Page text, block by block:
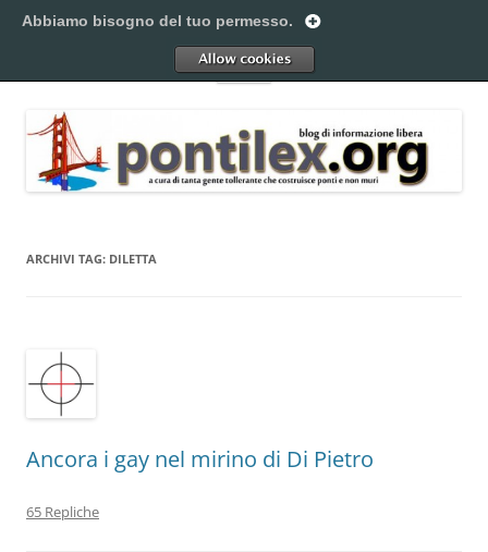
al
Pontilex
Menu
ARCHIVI TAG: DILETTA
Ancora i gay nel mirino di Di Pietro
65 Repliche
Abbiamo bisogno del tuo permesso.